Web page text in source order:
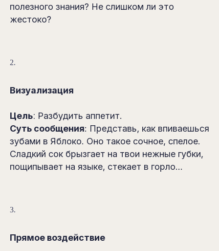
полезного знания? Не слишком ли это
жестоко?
2.
Визуализация
Цель: Разбудить аппетит.
Суть сообщения: Представь, как впиваешься
зубами в Яблоко. Оно такое сочное, спелое.
Сладкий сок брызгает на твои нежные губки,
пощипывает на языке, стекает в горло…
3.
Прямое воздействие